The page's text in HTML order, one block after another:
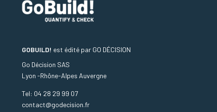
GOBUILD! est édité par GO DÉCISION
Go Décision SAS
Lyon -Rhône-Alpes Auvergne
Tel: 04 28 29 99 07
contact@godecision.fr